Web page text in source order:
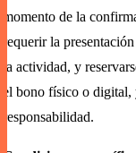
momento de la
requerir la
la actividad, y
el bono físico o
responsabilidad.